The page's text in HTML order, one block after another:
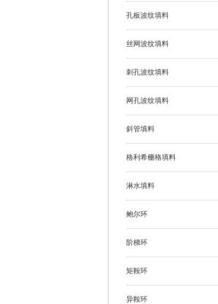
孔板波纹填料
丝网波纹填料
刺孔波纹填料
网孔波纹填料
斜管填料
格利希栅格填料
淋水填料
鲍尔环
阶梯环
矩鞍环
异鞍环